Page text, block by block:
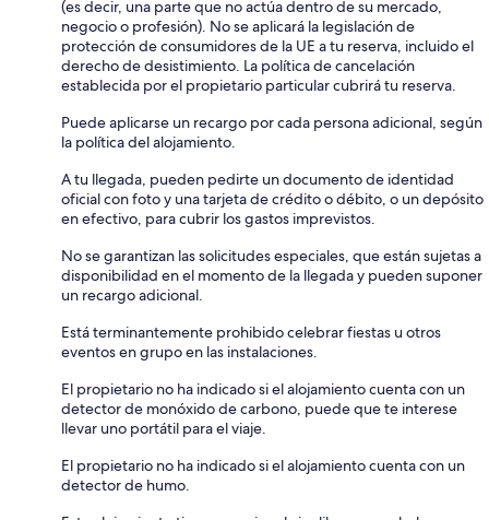
(es decir, una parte que no actúa dentro de su mercado,
negocio o profesión). No se aplicará la legislación de
protección de consumidores de la UE a tu reserva, incluido el
derecho de desistimiento. La política de cancelación
establecida por el propietario particular cubrirá tu reserva.
Puede aplicarse un recargo por cada persona adicional, según
la política del alojamiento.
A tu llegada, pueden pedirte un documento de identidad
oficial con foto y una tarjeta de crédito o débito, o un depósito
en efectivo, para cubrir los gastos imprevistos.
No se garantizan las solicitudes especiales, que están sujetas a
disponibilidad en el momento de la llegada y pueden suponer
un recargo adicional.
Está terminantemente prohibido celebrar fiestas u otros
eventos en grupo en las instalaciones.
El propietario no ha indicado si el alojamiento cuenta con un
detector de monóxido de carbono, puede que te interese
llevar uno portátil para el viaje.
El propietario no ha indicado si el alojamiento cuenta con un
detector de humo.